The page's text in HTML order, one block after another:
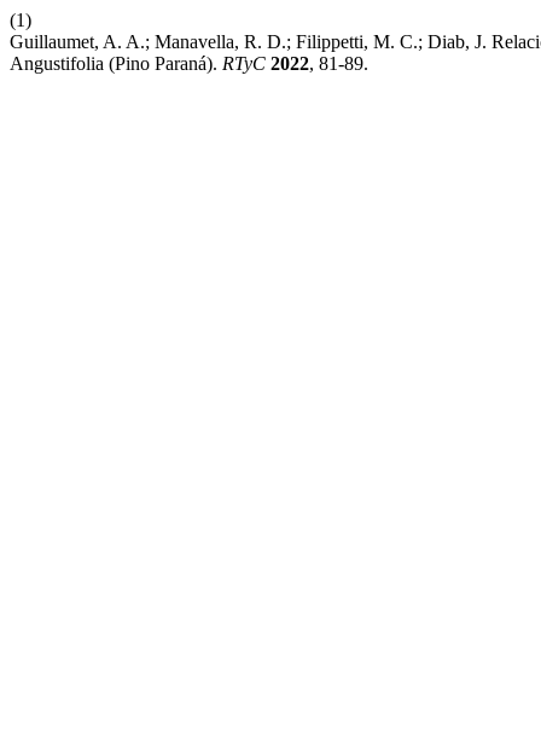
(1)
Guillaumet, A. A.; Manavella, R. D.; Filippetti, M. C.; Diab, J.
Angustifolia (Pino Paraná). RTyC 2022, 81-89.